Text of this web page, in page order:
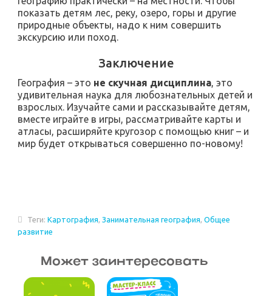
показать детям лес, реку, озеро, горы и другие
природные объекты, надо к ним совершить
экскурсию или поход.
Заключение
География – это не скучная дисциплина , это
удивительная наука для любознательных детей и
взрослых. Изучайте сами и рассказывайте детям,
вместе играйте в игры, рассматривайте карты и
атласы, расширяйте кругозор с помощью книг – и
мир будет открываться совершенно по-новому!
Теги: Картография Занимательная география Общее
развитие
Может заинтересовать